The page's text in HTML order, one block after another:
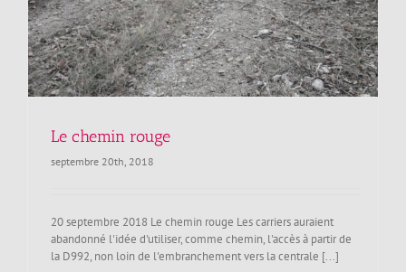
Le chemin rouge
septembre 20th, 2018
20 septembre 2018 Le chemin rouge Les carriers auraient
abandonné l'idée d'utiliser, comme chemin, l'accès à partir de
la D992, non loin de l'embranchement vers la centrale [...]